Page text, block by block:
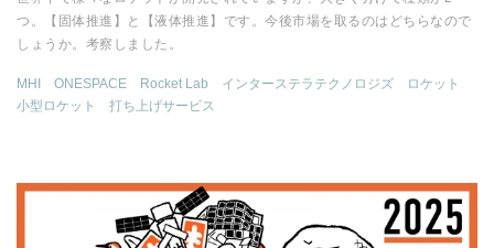
つ。【固体推進】と【液体推進】です。今後市場を取るのはどちらなので
しょうか。考察しました。
MHI ONESPACE Rocket Lab インターステラテクノロジズ
ロケット
小型ロケット
打ち上げサービス